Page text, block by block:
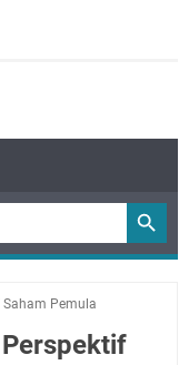
Saham Pemula